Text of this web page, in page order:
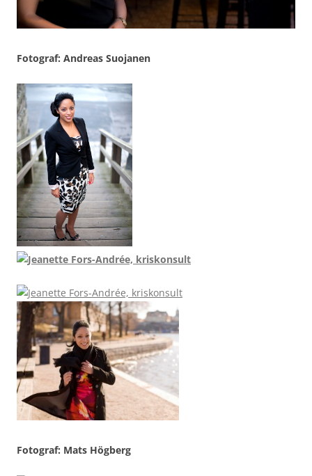
Fotograf: Andreas Suojanen
Fotograf: Mats Högberg